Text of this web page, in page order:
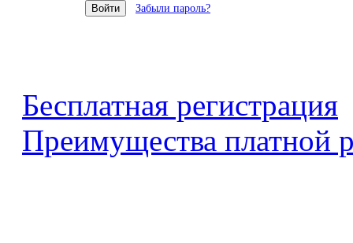
Забыли пароль?
Бесплатная регистрация
Преимущества платной